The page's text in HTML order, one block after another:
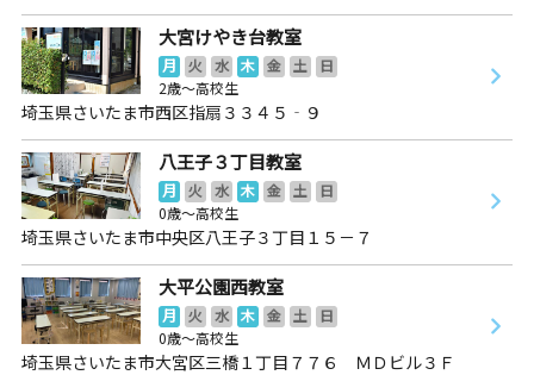
大宮けやき台教室
月 火 水 木 金 土
日
2歳～高校生
埼玉県さいたま市西区指扇３３４５‐９
八王子３丁目教室
月 火 水 木 金 土
日
0歳～高校生
埼玉県さいたま市中央区八王子３丁目１５－７
大平公園西教室
月 火 水 木 金 土
日
0歳～高校生
埼玉県さいたま市大宮区三橋１丁目７７６ ＭＤビル３Ｆ